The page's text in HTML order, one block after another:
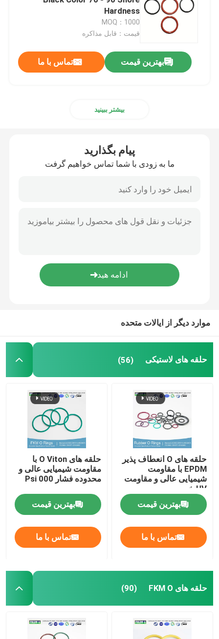
حلقه های NBR O
حلقه های FKM O
کیت حلقه ای
Hardness
MOQ：1000
قیمت：قابل مذاکره
بهترین قیمت تماس با ما
بیشتر ببینید
پیام بگذارید
ما به زودی با شما تماس خواهیم گرفت
موارد دیگر از ایالات متحده
حلقه های لاستیکی (56)
حلقه های O انعطاف پذیر
EPDM با مقاومت
شیمیایی عالی و مقاومت
UV خوب
بهترین قیمت
تماس با ما
حلقه های O Viton با
مقاومت شیمیایی عالی و
محدوده فشار 000 Psi
بهترین قیمت
تماس با ما
حلقه های FKM O (90)